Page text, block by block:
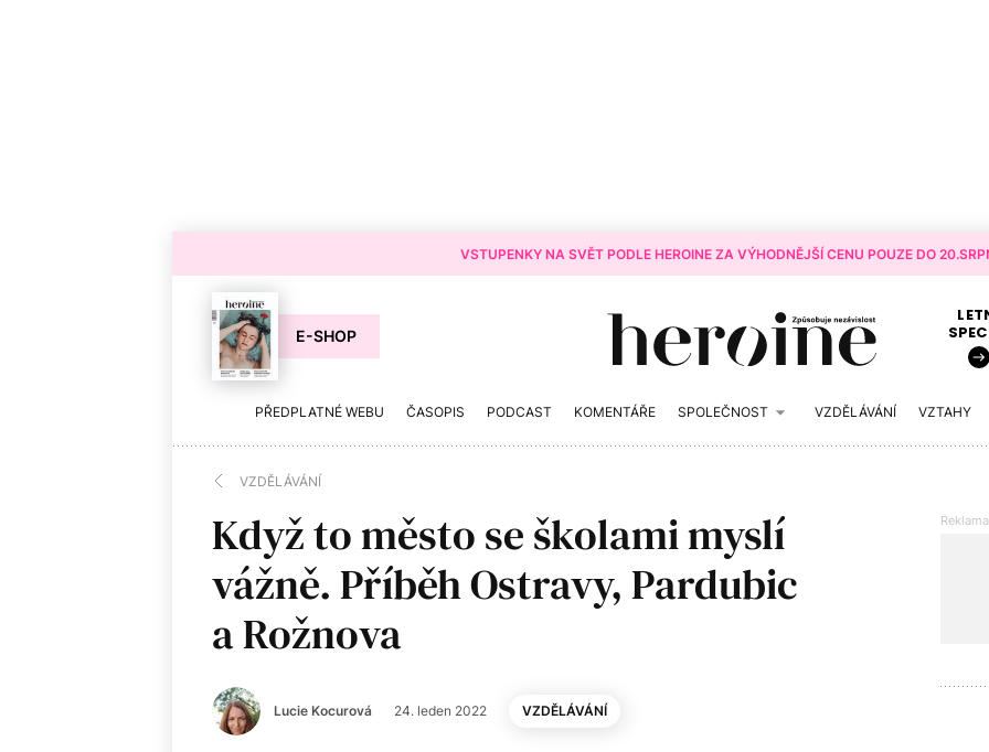
VSTUPENKY NA SVĚT PODLE HEROINE ZA VÝHODNĚJŠÍ CENU POUZE DO
E-SHOP
PŘEDPLATNÉ WEBU ČASOPIS PODCAST KOMENTÁŘE SPOLEČNOST VZDĚLÁVÁNÍ VZTAHY
VZDĚLÁVÁNÍ
Když to město se školami myslí
vážně. Příběh Ostravy, Pardubic
a Rožnova
Lucie Kocurová 24. leden 2022 VZDĚLÁVÁNÍ